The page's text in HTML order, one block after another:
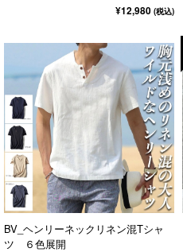
¥12,980 (税込)
BV_ヘンリーネックリネン混Tシャ
ツ ６色展開